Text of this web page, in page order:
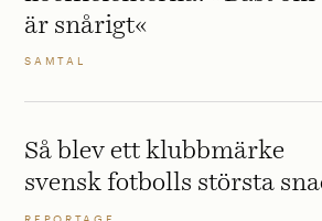
är snårigt«
SAMTAL
Så blev ett klubbmärke
svensk fotbolls största